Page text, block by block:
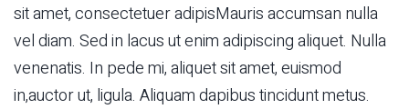
sit amet, consectetuer adipisMauris accumsan nulla
vel diam. Sed in lacus ut enim adipiscing aliquet. Nulla
venenatis. In pede mi, aliquet sit amet, euismod
in,auctor ut, ligula. Aliquam dapibus tincidunt metus.